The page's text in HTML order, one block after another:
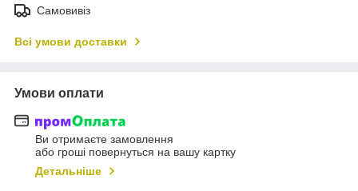
Самовивіз
Всі умови доставки
Умови оплати
Ви отримаєте замовлення
або гроші повернуться на вашу картку
Детальніше